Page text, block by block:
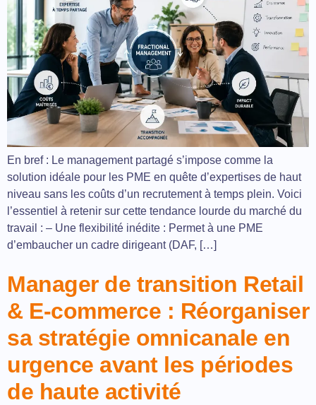
En bref : Le management partagé s’impose comme la
solution idéale pour les PME en quête d’expertises de haut
niveau sans les coûts d’un recrutement à temps plein. Voici
l’essentiel à retenir sur cette tendance lourde du marché du
travail : – Une flexibilité inédite : Permet à une PME
d’embaucher un cadre dirigeant (DAF, […]
Manager de transition Retail
& E-commerce : Réorganiser
sa stratégie omnicanale en
urgence avant les périodes
de haute activité